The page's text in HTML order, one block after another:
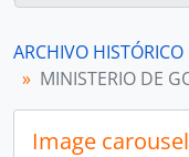
[Fondo]
[Fondo]
[Fondo]
[Agrupación
[Agrupación
[Agrupación
ARCHIVO HISTÓRICO
MINISTERIO DE
Image carousel